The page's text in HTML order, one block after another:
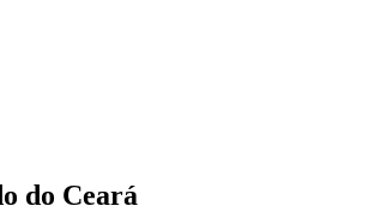
do Ceará